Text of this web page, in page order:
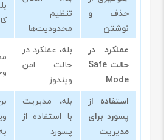
حذف و
نوشتن
تنظیم
محدودیت‌ها
عملکرد در
حالت Safe
Mode
بله، عملکرد در
حالت امن
ویندوز
استفاده از
پسورد برای
مدیریت
بله، مدیریت
با استفاده از
پسورد